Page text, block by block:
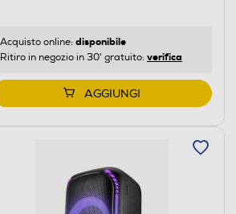
Acquisto online: disponibile
Ritiro in negozio in 30' gratuito: verifica
AGGIUNGI